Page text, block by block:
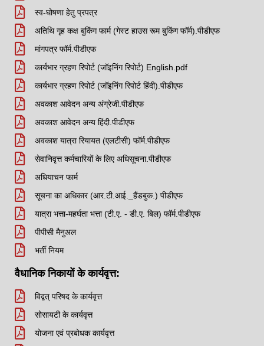
स्व-घोषणा हेतु प्रपत्र
अतिथि गृह कक्ष बुकिंग फार्म (गेस्ट हाउस रूम बुकिंग फॉर्म).पीडीएफ
मांगपत्र फॉर्म.पीडीएफ
कार्यभार ग्रहण रिपोर्ट (जॉइनिंग रिपोर्ट) English.pdf
कार्यभार ग्रहण रिपोर्ट (जॉइनिंग रिपोर्ट हिंदी).पीडीएफ
अवकाश आवेदन अन्य अंग्रेजी.पीडीएफ
अवकाश आवेदन अन्य हिंदी.पीडीएफ
अवकाश यात्रा रियायत (एलटीसी) फॉर्म.पीडीएफ
सेवानिवृत्त कर्मचारियों के लिए अधिसूचना.पीडीएफ
अधियाचन फार्म
सूचना का अधिकार (आर.टी.आई._हैंडबुक.) पीडीएफ
यात्रा भत्ता-महर्घता भत्ता (टी.ए. - डी.ए. बिल) फॉर्म.पीडीएफ
पीपीसी मैनुअल
भर्ती नियम
वैधानिक निकायों के कार्यवृत्त:
विद्वत् परिषद के कार्यवृत्त
सोसायटी के कार्यवृत्त
योजना एवं प्रबोधक कार्यवृत्त